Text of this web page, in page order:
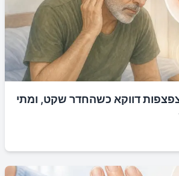
דווקא כשהחדר שקט, ומתי